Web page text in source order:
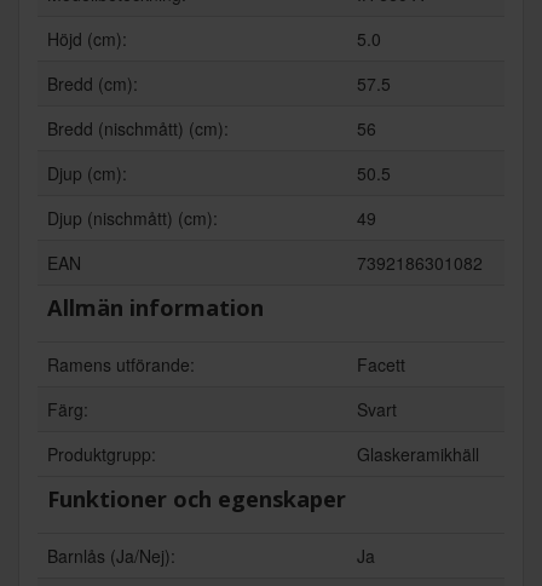
Höjd (cm):
5.0
Bredd (cm):
57.5
Bredd (nischmått) (cm):
56
Djup (cm):
50.5
Djup (nischmått) (cm):
49
EAN
7392186301082
Allmän information
Ramens utförande:
Facett
Färg:
Svart
Produktgrupp:
Glaskeramikhäll
Funktioner och egenskaper
Barnlås (Ja/Nej):
Ja